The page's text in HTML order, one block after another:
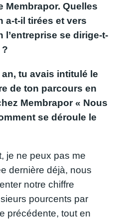
Membrapor. Quelles
a-t-il tirées et vers
l’entreprise se dirige-t-
?
tu avais intitulé le
de ton parcours en
Membrapor « Nous
se déroule le
je ne peux pas me
dernière déjà, nous
notre chiffre
pourcents par
précédente, tout en